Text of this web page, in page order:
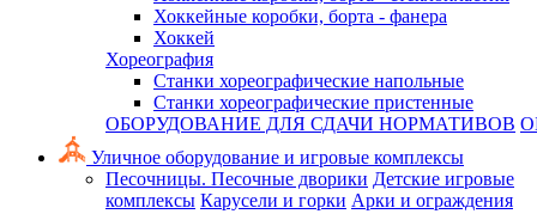
Хоккейные коробки, борта - фанера
Хоккей
Хореография
Станки хореографические напольные
Станки хореографические пристенные
ОБОРУДОВАНИЕ ДЛЯ СДАЧИ НОРМАТИВОВ
Уличное оборудование и игровые комплексы
Песочницы. Песочные дворики Детские игровые
комплексы Карусели и горки Арки и ограждения